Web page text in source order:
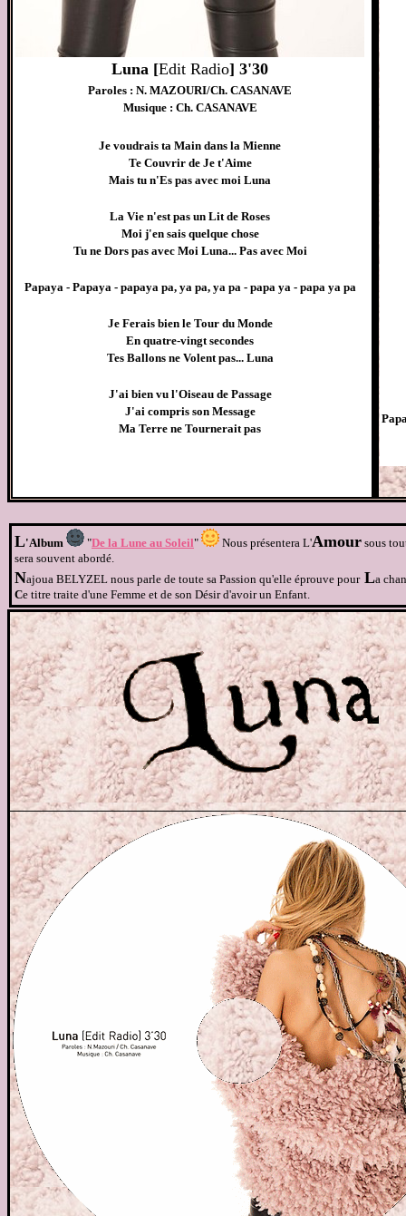
Luna [Edit Radio] 3'30
Paroles : N. MAZOURI/Ch. CASANAVE
Musique : Ch. CASANAVE
Je voudrais ta Main dans la Mienne
Te Couvrir de Je t'Aime
Mais tu n'Es pas avec moi Luna
La Vie n'est pas un Lit de Roses
Moi j'en sais quelque chose
Tu ne Dors pas avec Moi Luna... Pas avec Moi
Papaya - Papaya - papaya pa, ya pa, ya pa - papa ya - papa ya pa
Je Ferais bien le Tour du Monde
En quatre-vingt secondes
Tes Ballons ne Volent pas... Luna
J'ai bien vu l'Oiseau de Passage
J'ai compris son Message
Ma Terre ne Tournerait pas
L'Album "De la Lune au Soleil" Nous présentera L'Amour sous
sera souvent abordé.
Najoua BELYZEL nous parle de toute sa Passion qu'elle éprouve pourLa
Ce titre traite d'une Femme et de son Désir d'avoir un Enfant.